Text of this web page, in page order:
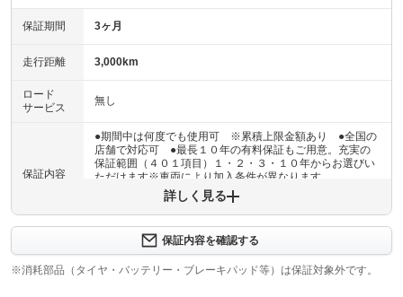
保証期間 3ヶ月
走行距離 3,000km
ロード
サービス
無し
保証内容
●期間中は何度でも使用可 ※累積上限金額あり ●全国の
店舗で対応可 ●最長１０年の有料保証もご用意。充実の
保証範囲（４０１項目）１・２・３・１０年からお選びい
ただけます※車両により加入条件が異なります
保証項目
３ヶ月・３０００ｋｍ以内ならエンジン、トランスミッシ
ョン、ハイブリッド、ステアリング、ブレーキの各機構に
おける主要項目を無償修理（または交換）いたします。
詳しく見る
保証内容を確認する
※消耗部品（タイヤ・バッテリー・ブレーキパッド等）は保証対象外です。